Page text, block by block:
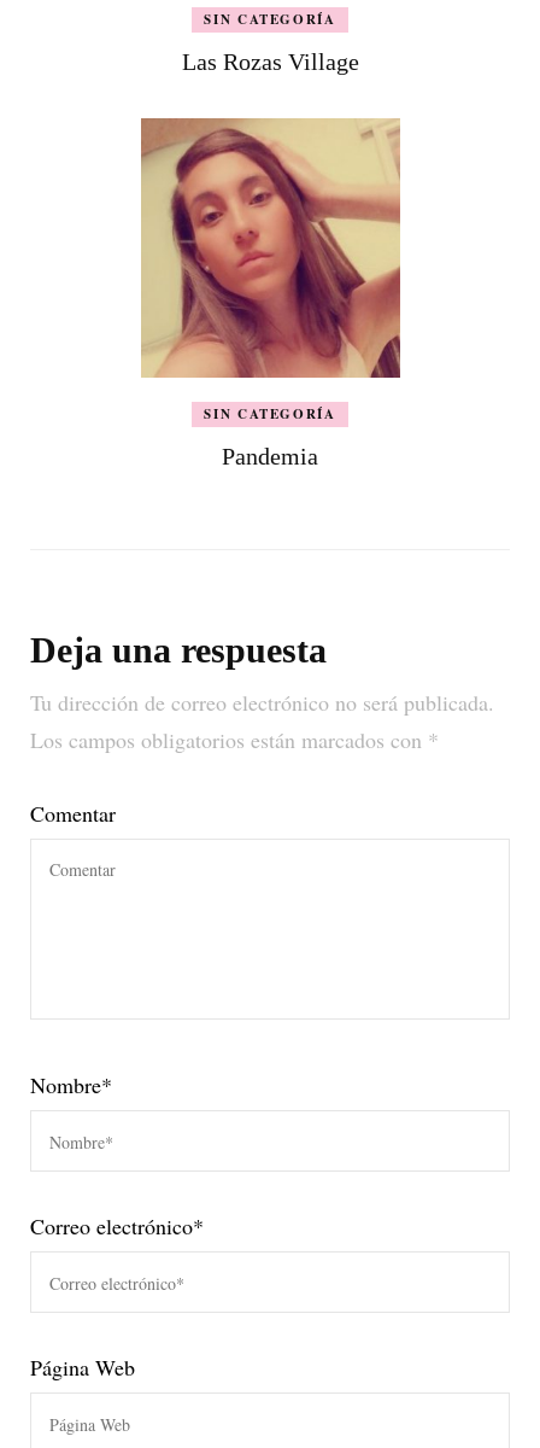
SIN CATEGORÍA
Las Rozas Village
SIN CATEGORÍA
Pandemia
Deja una respuesta
Tu dirección de correo electrónico no será publicada.
Los campos obligatorios están marcados con *
Comentar
Nombre*
Correo electrónico*
Página Web